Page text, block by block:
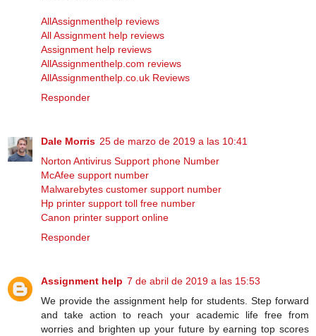
AllAssignmenthelp reviews
All Assignment help reviews
Assignment help reviews
AllAssignmenthelp.com reviews
AllAssignmenthelp.co.uk Reviews
Responder
Dale Morris 25 de marzo de 2019 a las 10:41
Norton Antivirus Support phone Number
McAfee support number
Malwarebytes customer support number
Hp printer support toll free number
Canon printer support online
Responder
Assignment help 7 de abril de 2019 a las 15:53
We provide the assignment help for students. Step forward
and take action to reach your academic life free from
worries and brighten up your future by earning top scores